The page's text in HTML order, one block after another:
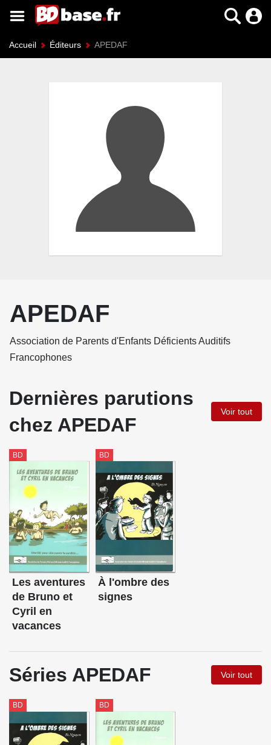
Accueil Éditeurs APEDAF
APEDAF
Association de Parents d'Enfants Déficients Auditifs
Francophones
Dernières parutions
chez APEDAF
Voir tout
BD
Les aventures
de Bruno et
Cyril en
vacances
BD
À l'ombre des
signes
Séries APEDAF Voir tout
BD BD